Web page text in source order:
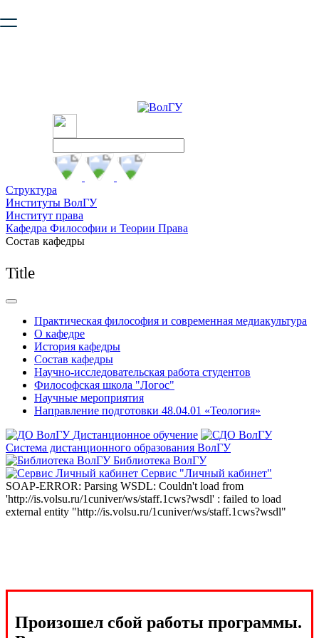
безопасную работу с сайтом. Пожалуйста
Структура
Институты ВолГУ
Институт права
Кафедра Философии и Теории Права
Состав кафедры
Title
Практическая философия и современная медиакультура
О кафедре
История кафедры
Состав кафедры
Научно-исследовательская работа студентов
Философская школа "Логос"
Научные мероприятия
Направление подготовки 48.04.01 «Теология»
Дистанционное обучение
Система дистанционного образования ВолГУ
Библиотека ВолГУ
Сервис "Личный кабинет"
SOAP-ERROR: Parsing WSDL: Couldn't load from
'http://is.volsu.ru/1cuniver/ws/staff.1cws?wsdl' : failed to load
external entity "http://is.volsu.ru/1cuniver/ws/staff.1cws?wsdl"
Произошел сбой работы программы.